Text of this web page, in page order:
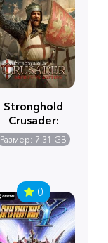
Stronghold
Crusader:
Definitive
Edition
Размер: 7.31 GB
0